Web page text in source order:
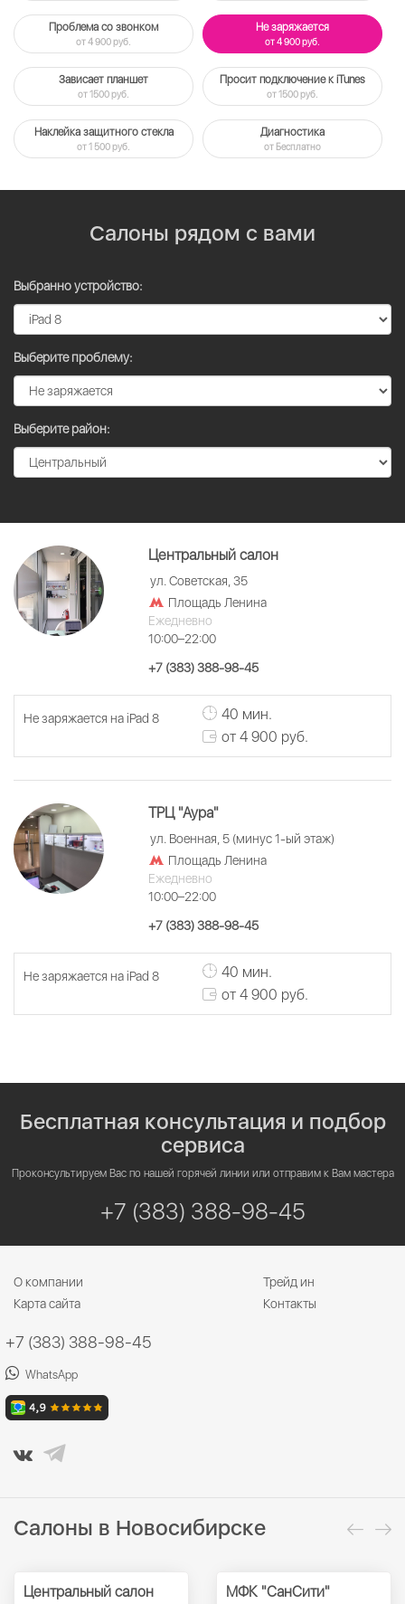
Проблема со звонком
от 4 900 руб.
Не заряжается
от 4 900 руб.
Зависает планшет
от 1500 руб.
Просит подключение к iTunes
от 1500 руб.
Наклейка защитного стекла
от 1 500 руб.
Диагностика
от Бесплатно
Салоны рядом с вами
Выбранно устройство:
Выберите проблему:
Выберите район:
Центральный салон
ул. Советская, 35
Площадь Ленина
Ежедневно
10:00–22:00
+7 (383) 388-98-45
Не заряжается на iPad 8
40 мин.
от 4 900 руб.
ТРЦ "Аура"
ул. Военная, 5 (минус 1-ый этаж)
Площадь Ленина
Ежедневно
10:00–22:00
+7 (383) 388-98-45
Не заряжается на iPad 8
40 мин.
от 4 900 руб.
Бесплатная консультация и подбор
сервиса
Проконсультируем Вас по нашей горячей линии или отправим к Вам мастера
+7 (383) 388-98-45
О компании
Трейд ин
Карта сайта
Контакты
+7 (383) 388-98-45
WhatsApp
Салоны в Новосибирске
Центральный салон МФК "СанСити"